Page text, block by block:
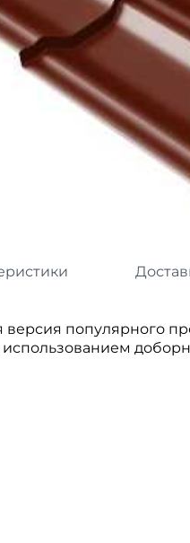
Катепал
Икопал
Tegola
версия популярного